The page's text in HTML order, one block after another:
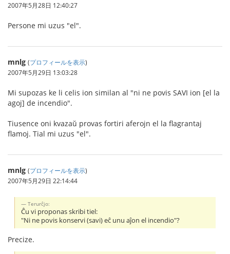
2007年5月28日 12:40:27
Persone mi uzus "el".
mnlg (プロフィールを表示)
2007年5月29日 13:03:28
Mi supozas ke li celis ion similan al "ni ne povis SAVI ion [el la
agoj] de incendio".
Tiusence oni kvazaŭ provas fortiri aferojn el la flagrantaj
flamoj. Tial mi uzus "el".
mnlg (プロフィールを表示)
2007年5月29日 22:14:44
Terurĉjo:
Ĉu vi proponas skribi tiel:
"Ni ne povis konservi (savi) eĉ unu aĵon el incendio"?
Precize.